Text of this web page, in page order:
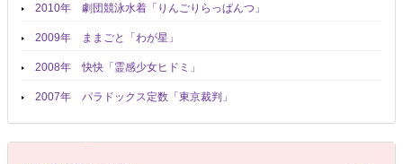
2010年 劇団競泳水着「りんごりらっぱんつ」
2009年 ままごと「わが星」
2008年 快快「霊感少女ヒドミ」
2007年 パラドックス定数「東京裁判」